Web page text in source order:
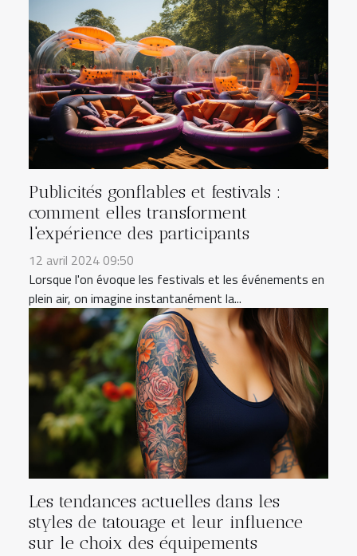
Publicités gonflables et festivals :
comment elles transforment
l'expérience des participants
12 avril 2024 09:50
Lorsque l'on évoque les festivals et les événements en
plein air, on imagine instantanément la...
Les tendances actuelles dans les
styles de tatouage et leur influence
sur le choix des équipements